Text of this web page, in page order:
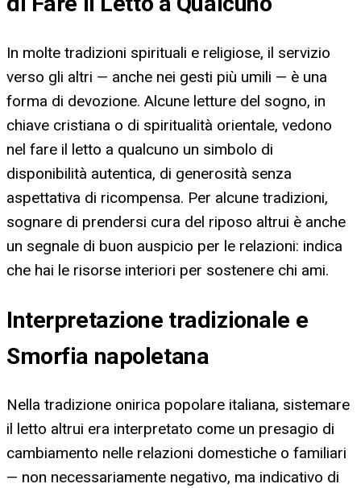
In molte tradizioni spirituali e religiose, il servizio
verso gli altri — anche nei gesti più umili — è una
forma di devozione. Alcune letture del sogno, in
chiave cristiana o di spiritualità orientale, vedono
nel fare il letto a qualcuno un simbolo di
disponibilità autentica, di generosità senza
aspettativa di ricompensa. Per alcune tradizioni,
sognare di prendersi cura del riposo altrui è anche
un segnale di buon auspicio per le relazioni: indica
che hai le risorse interiori per sostenere chi ami.
Interpretazione tradizionale e
Smorfia napoletana
Nella tradizione onirica popolare italiana, sistemare
il letto altrui era interpretato come un presagio di
cambiamento nelle relazioni domestiche o familiari
— non necessariamente negativo, ma indicativo di